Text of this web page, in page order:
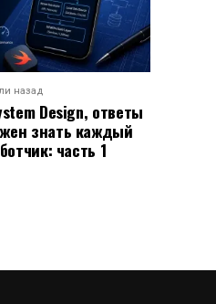
назад
Design, ответы
знать каждый
часть 1